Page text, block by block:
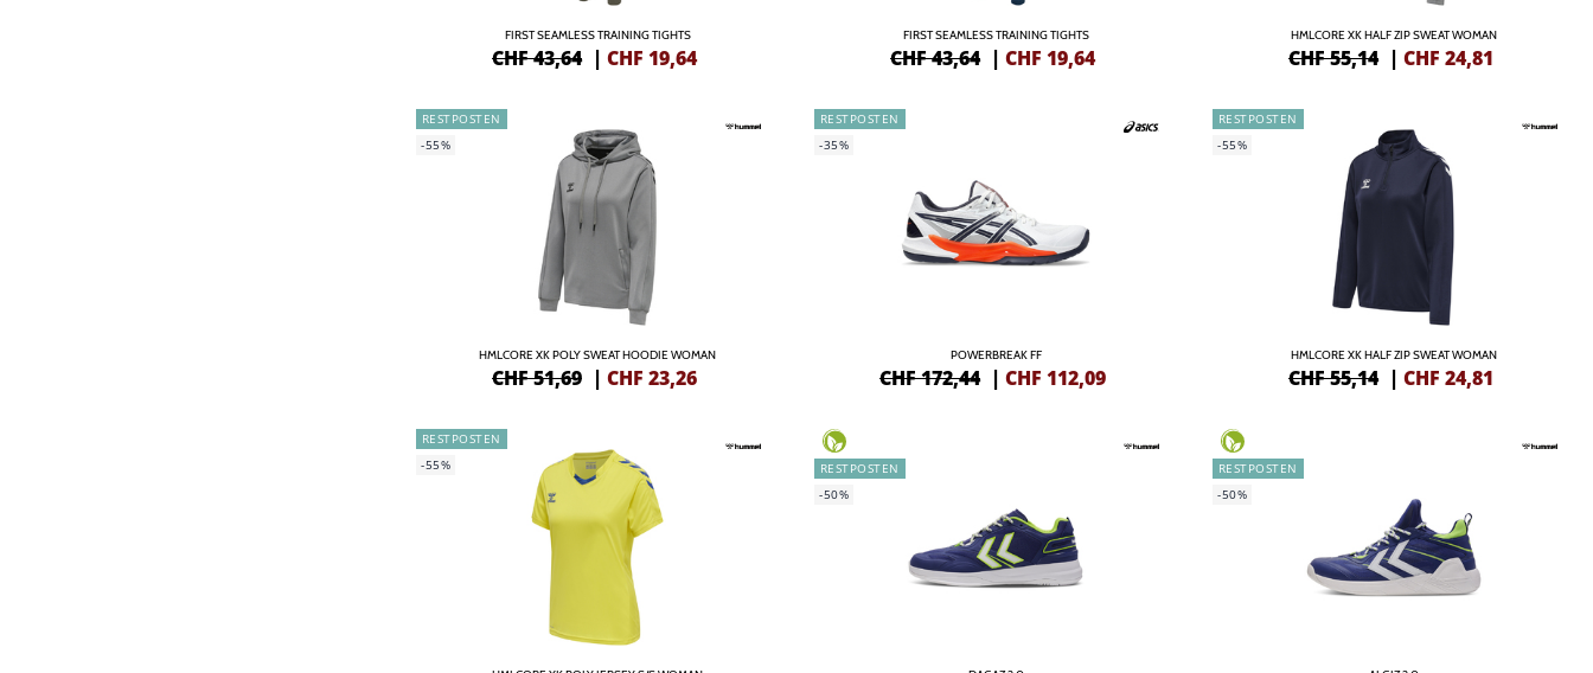
FIRST SEAMLESS TRAINING TIGHTS
CHF 43,64 | CHF 19,64
FIRST SEAMLESS TRAINING TIGHTS
CHF 43,64 | CHF 19,64
HMLCORE XK HALF ZIP SWEAT WOMAN
CHF 55,14 | CHF 24,81
RESTPOSTEN
-55%
HMLCORE XK POLY SWEAT HOODIE WOMAN
CHF 51,69 | CHF 23,26
RESTPOSTEN
-35%
POWERBREAK FF
CHF 172,44 | CHF 112,09
RESTPOSTEN
-55%
HMLCORE XK HALF ZIP SWEAT WOMAN
CHF 55,14 | CHF 24,81
RESTPOSTEN
-55%
RESTPOSTEN
-50%
RESTPOSTEN
-50%